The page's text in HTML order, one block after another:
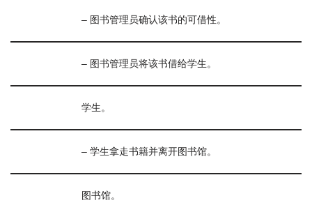
– 图书管理员确认该书的可借性。
– 图书管理员将该书借给学生。
学生。
– 学生拿走书籍并离开图书馆。
图书馆。